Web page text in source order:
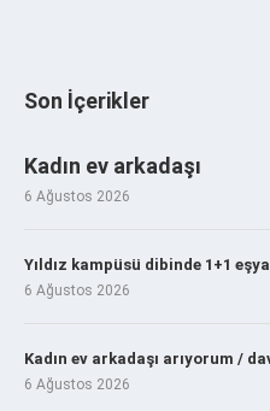
Son İçerikler
Kadın ev arkadaşı
6 Ağustos 2026
Yıldız kampüsü dibinde 1+1
6 Ağustos 2026
Kadın ev arkadaşı arıyorum /
6 Ağustos 2026